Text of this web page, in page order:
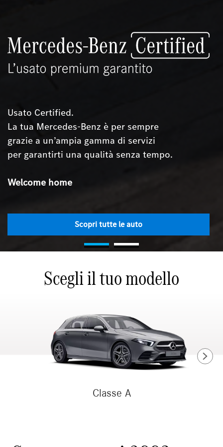
Usato Certified.
La tua Mercedes-Benz è per sempre
grazie a un’ampia gamma di servizi
per garantirti una qualità senza tempo.
Welcome home
Scopri tutte le auto
Acquistiamo il tuo usato con valutazione senza
e obbligo d'acquisto, per tutte le marche.
Scopri quanto vale la tua auto
Scegli il tuo modello
Classe A